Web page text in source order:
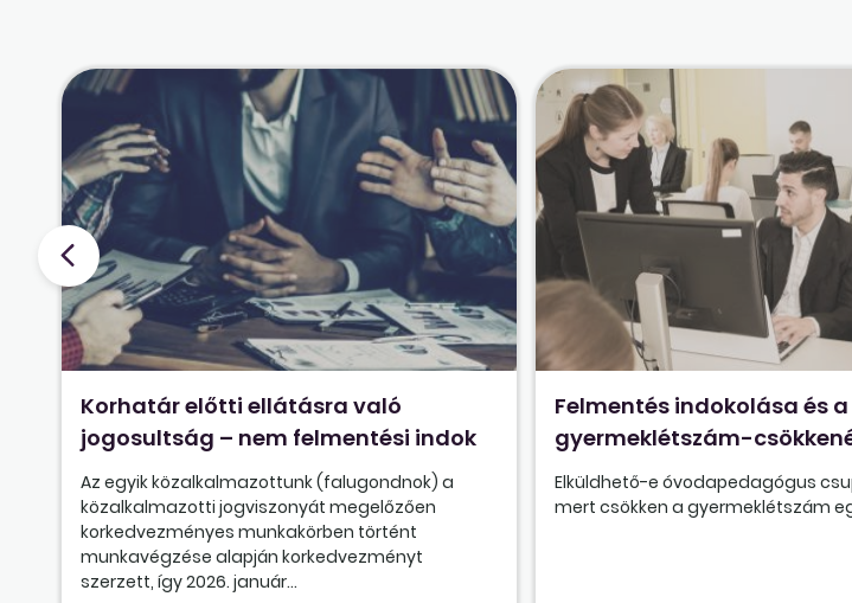
Korhatár előtti ellátásra való
jogosultság – nem felmentési indok
Az egyik közalkalmazottunk (falugondnok) a
közalkalmazotti jogviszonyát megelőzően
korkedvezményes munkakörben történt
munkavégzése alapján korkedvezményt
szerzett, így 2026. január...
Felmentés indokolása és a
gyermeklétszám-
Elküldhető-e óvodapedagógus
mert csökken a gyermeklétszám